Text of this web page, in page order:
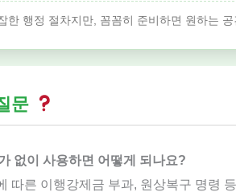
한 행정 절차지만, 꼼꼼히 준비하면 원하는
문
없이 사용하면 어떻게 되나요?
따른 이행강제금 부과, 원상복구 명령